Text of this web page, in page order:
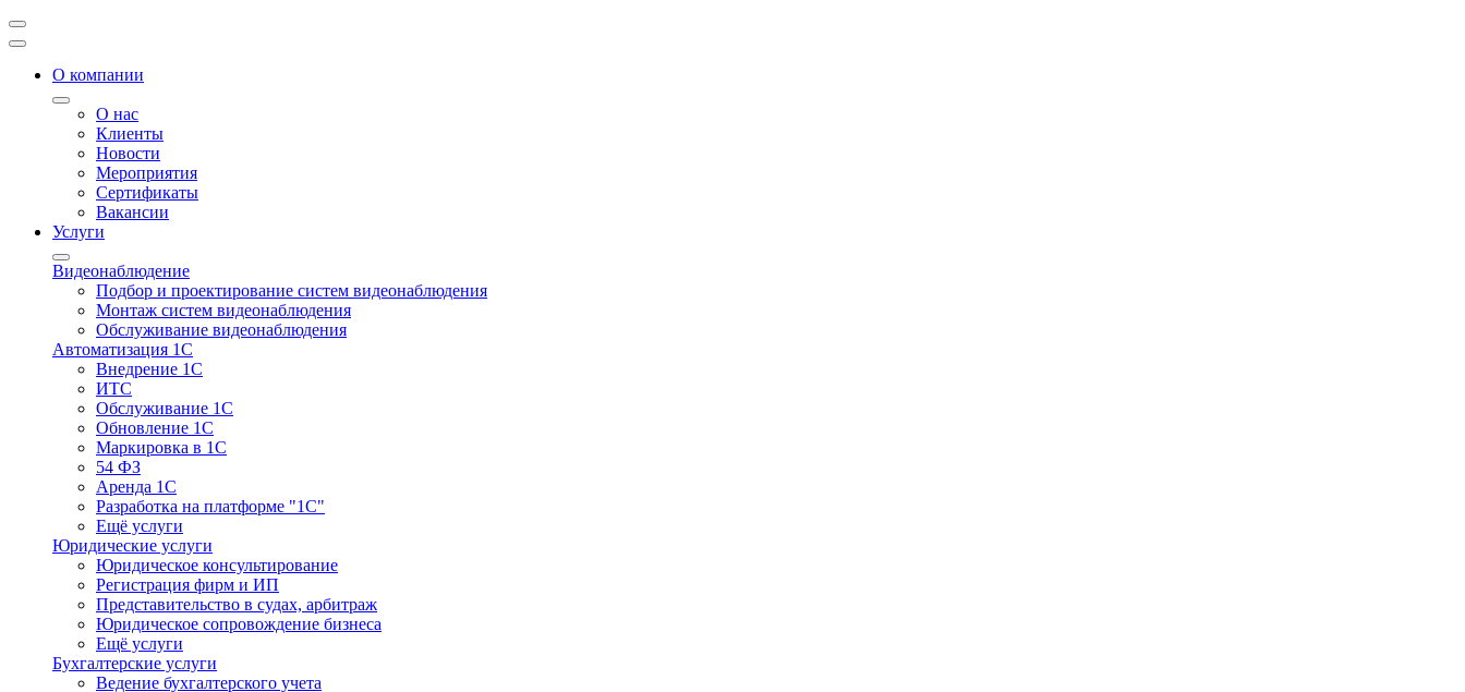
О компании
О нас
Клиенты
Новости
Мероприятия
Сертификаты
Вакансии
Услуги
Видеонаблюдение
Подбор и проектирование систем видеонаблюдения
Монтаж систем видеонаблюдения
Обслуживание видеонаблюдения
Автоматизация 1С
Внедрение 1С
ИТС
Обслуживание 1С
Обновление 1С
Маркировка в 1С
54 ФЗ
Аренда 1С
Разработка на платформе "1С"
Ещё услуги
Юридические услуги
Юридическое консультирование
Регистрация фирм и ИП
Представительство в судах, арбитраж
Юридическое сопровождение бизнеса
Ещё услуги
Бухгалтерские услуги
Ведение бухгалтерского учета